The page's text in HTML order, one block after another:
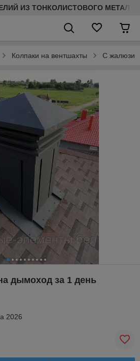
ИЗ ТОНКОЛИСТОВОГО
Колпаки на вентшахты С жалюзи
дымоход за 1 день
2026